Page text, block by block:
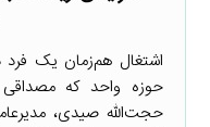
اشتغال هم‌زمان یک
حوزه واحد که
حجت‌الله صیدی،